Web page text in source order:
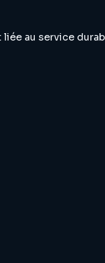
au service